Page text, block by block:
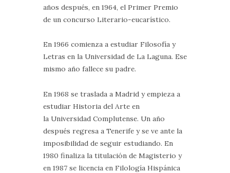
años después, en 1964, el Primer Premio
de un concurso Literario-eucarístico.
En 1966 comienza a estudiar Filosofía y
Letras en la Universidad de La Laguna. Ese
mismo año fallece su padre.
En 1968 se traslada a Madrid y empieza a
estudiar Historia del Arte en
la Universidad Complutense. Un año
después regresa a Tenerife y se ve ante la
imposibilidad de seguir estudiando. En
1980 finaliza la titulación de Magisterio y
en 1987 se licencia en Filología Hispánica